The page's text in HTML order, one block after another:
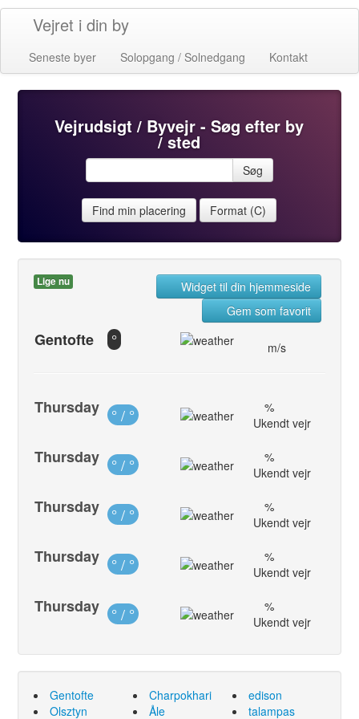
Vejret i din by
Seneste byer Solopgang / Solnedgang Kontakt
Vejrudsigt / Byvejr - Søg efter by
/ sted
Søg
Find min placering Format (C)
Lige nu
Widget til din hjemmeside
Gem som favorit
Gentofte ° m/s
Thursday ° / °
%
Ukendt vejr
Thursday ° / °
%
Ukendt vejr
Thursday ° / °
%
Ukendt vejr
Thursday ° / °
%
Ukendt vejr
Thursday ° / °
%
Ukendt vejr
Gentofte
Olsztyn
Charpokhari
Åle
edison
talampas